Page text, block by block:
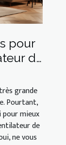
pour
de
grande
Pourtant,
mieux
de
ne vous